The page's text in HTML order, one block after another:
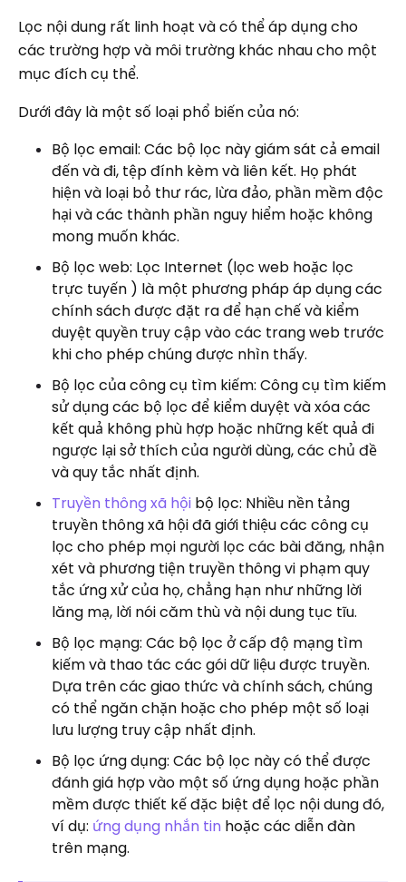
Lọc nội dung rất linh hoạt và có thể áp dụng cho
các trường hợp và môi trường khác nhau cho một
mục đích cụ thể.
Dưới đây là một số loại phổ biến của nó:
Bộ lọc email: Các bộ lọc này giám sát cả email
đến và đi, tệp đính kèm và liên kết. Họ phát
hiện và loại bỏ thư rác, lừa đảo, phần mềm độc
hại và các thành phần nguy hiểm hoặc không
mong muốn khác.
Bộ lọc web: Lọc Internet (lọc web hoặc lọc
trực tuyến ) là một phương pháp áp dụng các
chính sách được đặt ra để hạn chế và kiểm
duyệt quyền truy cập vào các trang web trước
khi cho phép chúng được nhìn thấy.
Bộ lọc của công cụ tìm kiếm: Công cụ tìm kiếm
sử dụng các bộ lọc để kiểm duyệt và xóa các
kết quả không phù hợp hoặc những kết quả đi
ngược lại sở thích của người dùng, các chủ đề
và quy tắc nhất định.
Truyền thông xã hội bộ lọc: Nhiều nền tảng
truyền thông xã hội đã giới thiệu các công cụ
lọc cho phép mọi người lọc các bài đăng, nhận
xét và phương tiện truyền thông vi phạm quy
tắc ứng xử của họ, chẳng hạn như những lời
lăng mạ, lời nói căm thù và nội dung tục tĩu.
Bộ lọc mạng: Các bộ lọc ở cấp độ mạng tìm
kiếm và thao tác các gói dữ liệu được truyền.
Dựa trên các giao thức và chính sách, chúng
có thể ngăn chặn hoặc cho phép một số loại
lưu lượng truy cập nhất định.
Bộ lọc ứng dụng: Các bộ lọc này có thể được
đánh giá hợp vào một số ứng dụng hoặc phần
mềm được thiết kế đặc biệt để lọc nội dung đó,
ví dụ: ứng dụng nhắn tin hoặc các diễn đàn
trên mạng.